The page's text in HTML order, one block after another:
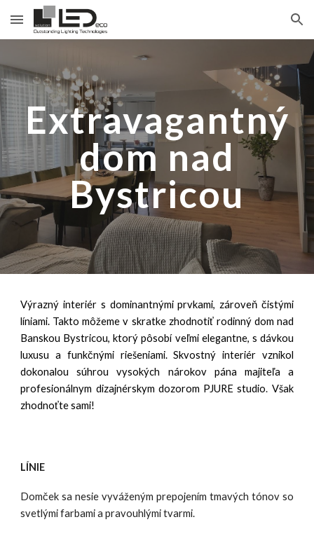
Skip to main content Skip to navigation
Extravagantný
dom nad
Bystricou
Výrazný interiér s dominantnými prvkami, zároveň čistými
líniami. Takto môžeme v skratke zhodnotiť rodinný dom nad
Banskou Bystricou, ktorý pôsobí veľmi elegantne, s dávkou
luxusu a funkčnými riešeniami. Skvostný interiér vznikol
dokonalou súhrou vysokých nárokov pána majiteľa a
profesionálnym dizajnérskym dozorom PJURE studio. Však
zhodnoťte sami!
LÍNIE
Domček sa nesie vyváženým prepojením tmavých tónov so
svetlými farbami a pravouhlými tvarmi.